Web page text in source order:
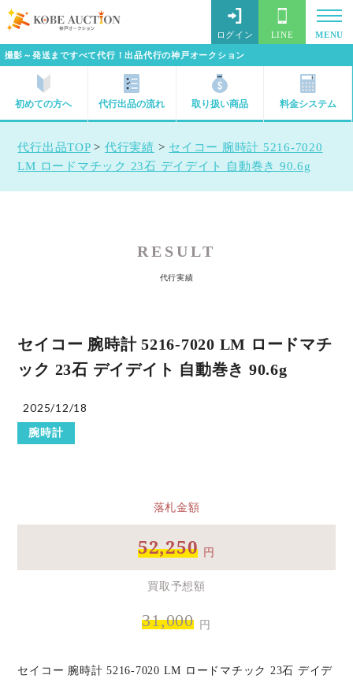
撮影～発送まですべて代行！出品代行の神戸オークション
ログイン LINE MENU
初めての方へ 代行出品の流れ 取り扱い商品 料金システム
代行出品TOP> 代行実績 > セイコー 腕時計 5216-7020
LM ロードマチック 23石 デイデイト 自動巻き 90.6g
RESULT
代行実績
セイコー 腕時計 5216-7020 LM ロードマチ
ック 23石 デイデイト 自動巻き 90.6g
2025/12/18
腕時計
落札金額
52,250 円
買取予想額
31,000 円
セイコー 腕時計 5216-7020 LM ロードマチック 23石 デイデ